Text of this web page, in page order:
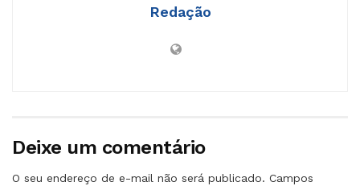
Redação
Deixe um comentário
O seu endereço de e-mail não será publicado. Campos